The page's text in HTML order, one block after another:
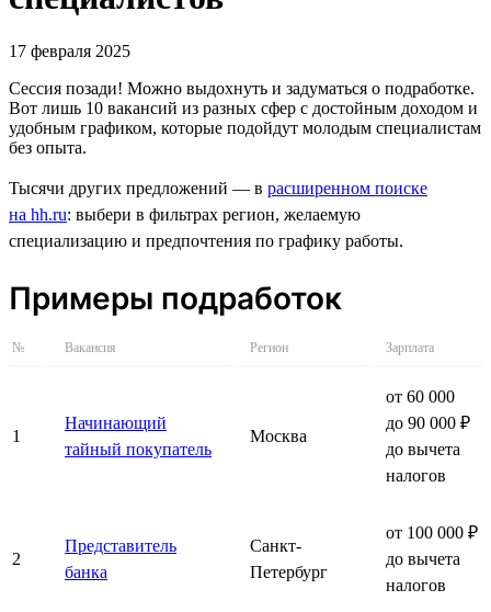
17 февраля 2025
Сессия позади! Можно выдохнуть и задуматься о подработке.
Вот лишь 10 вакансий из разных сфер с достойным доходом и
удобным графиком, которые подойдут молодым специалистам
без опыта.
Тысячи других предложений — в расширенном поиске
на hh.ru: выбери в фильтрах регион, желаемую
специализацию и предпочтения по графику работы.
Примеры подработок
№ Вакансия Регион Зарплата
1
Начинающий
тайный покупатель
Москва
от 60 000
до 90 000 ₽
до вычета
налогов
2
Представитель
банка
Санкт-
Петербург
от 100 000 ₽
до вычета
налогов